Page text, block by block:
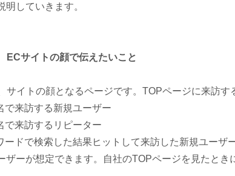
明していきます。
サイトの顔で伝えたいこと
サイトの顔となるページです。TOPページに来訪す
で来訪する新規ユーザー
で来訪するリピーター
ードで検索した結果ヒットして来訪した新規ユーザ
ザーが想定できます。自社のTOPページを見たと